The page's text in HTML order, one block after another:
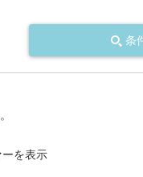
条
を表示